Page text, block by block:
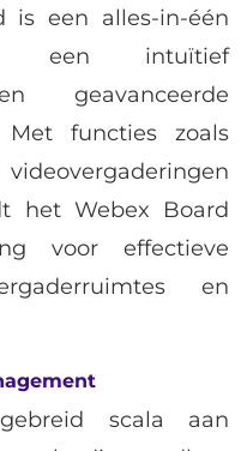
is een alles-in-één
een intuïtief
geavanceerde
Met functies zoals
het Webex Board
voor effectieve
en
scala aan